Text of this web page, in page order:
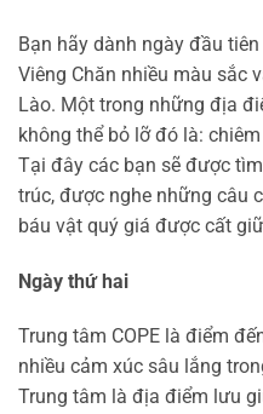
Bạn hãy dành ngày đầu
Viêng Chăn nhiều màu sắc
Lào. Một trong những địa
không thể bỏ lỡ đó là:
Tại đây các bạn sẽ được
trúc, được nghe những câu
báu vật quý giá được cất
Ngày thứ hai
Trung tâm COPE là điểm
nhiều cảm xúc sâu lắng
Trung tâm là địa điểm lưu